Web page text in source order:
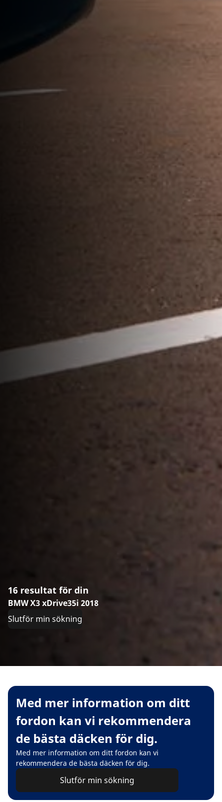
16 resultat för din
BMW X3 xDrive35i 2018
Slutför min sökning
Med mer information om ditt
fordon kan vi rekommendera
de bästa däcken för dig.
Med mer information om ditt fordon kan vi
rekommendera de bästa däcken för dig.
Slutför min sökning